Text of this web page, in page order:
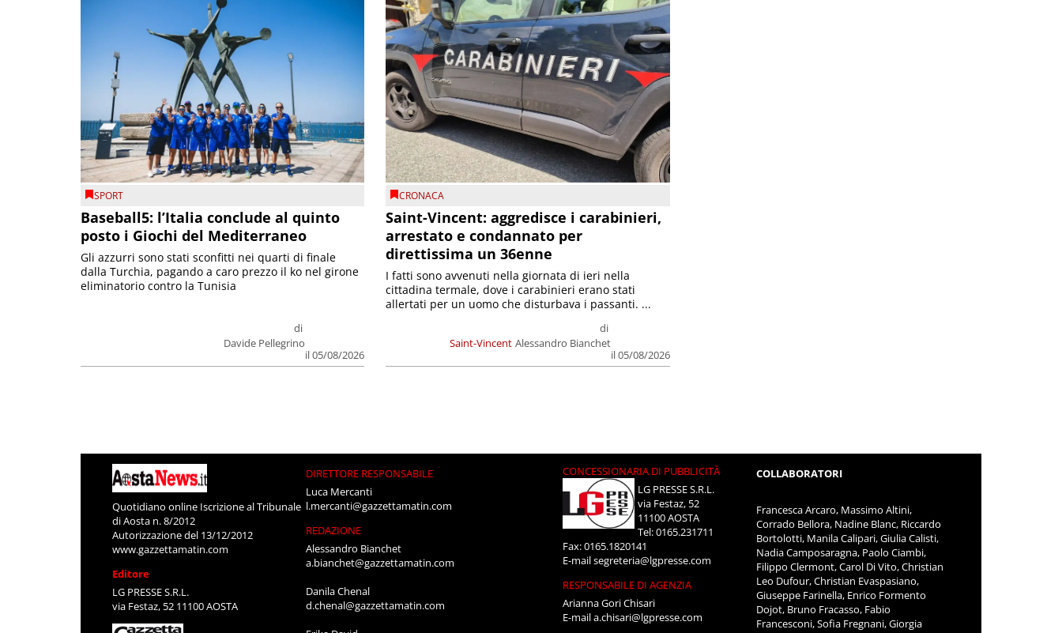
SPORT
Baseball5: l’Italia conclude al quinto
posto i Giochi del Mediterraneo
di
Davide Pellegrino
il 05/08/2026
Gli azzurri sono stati sconfitti nei quarti di finale
dalla Turchia, pagando a caro prezzo il ko nel girone
eliminatorio contro la Tunisia
CRONACA
Saint-Vincent: aggredisce i carabinieri,
arrestato e condannato per
direttissima un 36enne
Saint-Vincent
di
Alessandro Bianchet
il 05/08/2026
I fatti sono avvenuti nella giornata di ieri nella
cittadina termale, dove i carabinieri erano stati
allertati per un uomo che disturbava i passanti. ...
Quotidiano online Iscrizione al Tribunale
di Aosta n. 8/2012
Autorizzazione del 13/12/2012
www.gazzettamatin.com
Editore
LG PRESSE S.R.L.
via Festaz, 52 11100 AOSTA
DIRETTORE RESPONSABILE
Luca Mercanti
l.mercanti@gazzettamatin.com
REDAZIONE
Alessandro Bianchet
a.bianchet@gazzettamatin.com
Danila Chenal
d.chenal@gazzettamatin.com
CONCESSIONARIA DI PUBBLICITÀ
LG PRESSE S.R.L.
via Festaz, 52
11100 AOSTA
Tel: 0165.231711
Fax: 0165.1820141
E-mailsegreteria@lgpresse.com
RESPONSABILE DI AGENZIA
Arianna Gori Chisari
E-maila.chisari@lgpresse.com
COLLABORATORI
Francesca Arcaro, Massimo Altini,
Corrado Bellora, Nadine Blanc, Riccardo
Bortolotti, Manila Calipari, Giulia Calisti,
Nadia Camposaragna, Paolo Ciambi,
Filippo Clermont, Carol Di Vito, Christian
Leo Dufour, Christian Evaspasiano,
Giuseppe Farinella, Enrico Formento
Dojot, Bruno Fracasso, Fabio
Francesconi, Sofia Fregnani, Giorgia